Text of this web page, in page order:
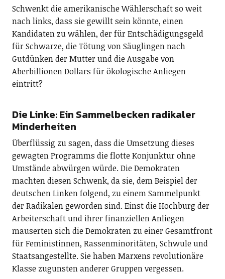
Schwenkt die amerikanische Wählerschaft so weit
nach links, dass sie gewillt sein könnte, einen
Kandidaten zu wählen, der für Entschädigungsgeld
für Schwarze, die Tötung von Säuglingen nach
Gutdünken der Mutter und die Ausgabe von
Aberbillionen Dollars für ökologische Anliegen
eintritt?
Die Linke: Ein Sammelbecken radikaler
Minderheiten
Überflüssig zu sagen, dass die Umsetzung dieses
gewagten Programms die flotte Konjunktur ohne
Umstände abwürgen würde. Die Demokraten
machten diesen Schwenk, da sie, dem Beispiel der
deutschen Linken folgend, zu einem Sammelpunkt
der Radikalen geworden sind. Einst die Hochburg der
Arbeiterschaft und ihrer finanziellen Anliegen
mauserten sich die Demokraten zu einer Gesamtfront
für Feministinnen, Rassenminoritäten, Schwule und
Staatsangestellte. Sie haben Marxens revolutionäre
Klasse zugunsten anderer Gruppen vergessen.